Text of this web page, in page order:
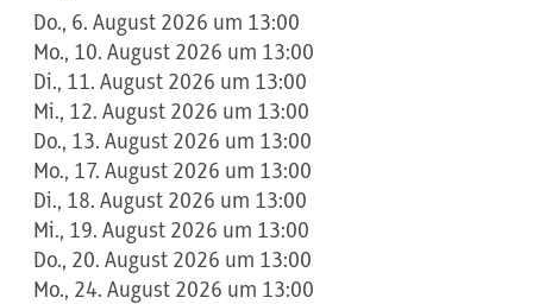
Do., 6. August 2026 um 13:00
Mo., 10. August 2026 um 13:00
Di., 11. August 2026 um 13:00
Mi., 12. August 2026 um 13:00
Do., 13. August 2026 um 13:00
Mo., 17. August 2026 um 13:00
Di., 18. August 2026 um 13:00
Mi., 19. August 2026 um 13:00
Do., 20. August 2026 um 13:00
Mo., 24. August 2026 um 13:00